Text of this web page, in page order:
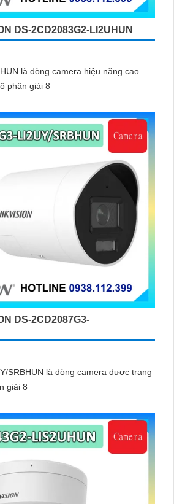
DS-2CD2083G2-LI2UHUN
là dòng camera hiệu năng cao
phân giải 8
DS-2CD2087G3-
SRBHUN là dòng camera được trang
giải 8